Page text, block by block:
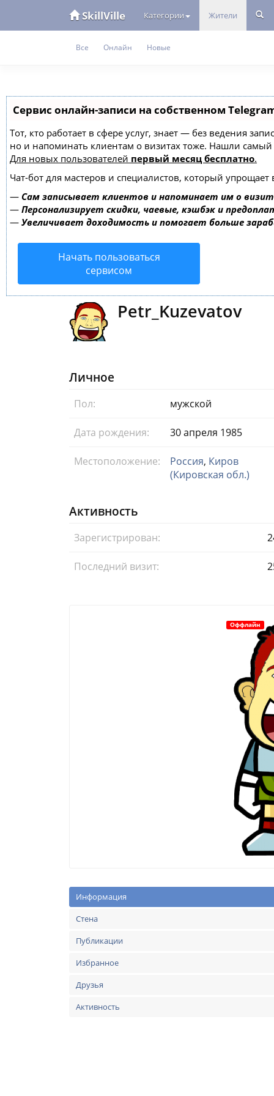
SkillVille Категории Жители
Все Онлайн Новые
Сервис онлайн-записи на собственном
Тот, кто работает в сфере услуг, знает — без ведения
но и напоминать клиентам о визитах тоже. Нашли
Для новых пользователей первый месяц бесплатно.
Чат-бот для мастеров и специалистов, который упрощает
— Сам записывает клиентов и напоминает им о
— Персонализирует скидки, чаевые, кэшбэк и
— Увеличивает доходимость и помогает больше
Начать пользоваться
сервисом
Petr_Kuzevatov
Личное
Пол: мужской
Дата рождения: 30 апреля 1985
Местоположение: Россия, Киров
(Кировская обл.)
Активность
Зарегистрирован:
Последний визит:
Оффлайн
Информация
Стена
Публикации
Избранное
Друзья
Активность